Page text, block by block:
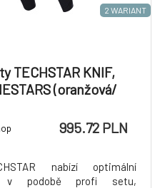
2 WARIANT
TECHSTAR KNIF,
(oranžová/
995.72 PLN
nabízí optimální
v podobě profi setu,